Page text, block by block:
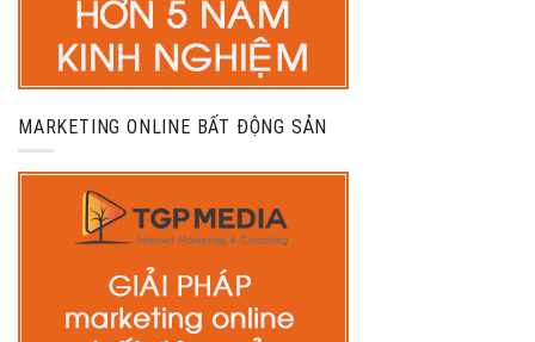
MARKETING ONLINE BẤT ĐỘNG SẢN